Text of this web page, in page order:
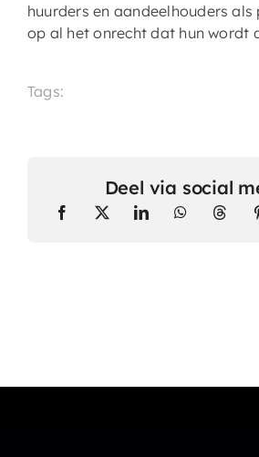
huurders en aandeelhouders als
op al het onrecht dat hun wordt
Tags:
Deel via social